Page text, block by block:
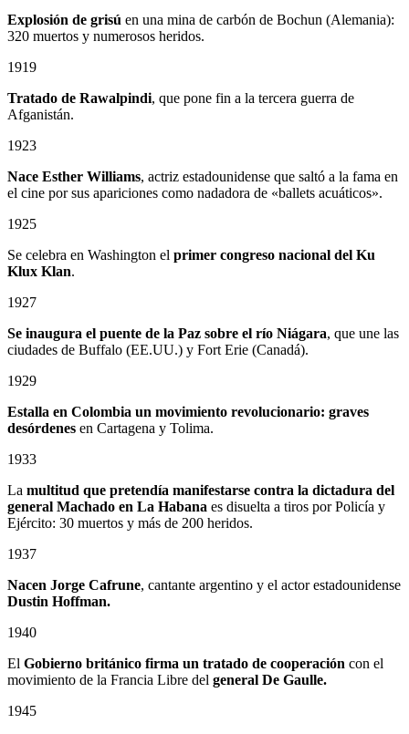
Explosión de grisú en una mina de carbón de Bochun (Alemania):
320 muertos y numerosos heridos.
1919
Tratado de Rawalpindi, que pone fin a la tercera guerra de
Afganistán.
1923
Nace Esther Williams, actriz estadounidense que saltó a la fama en
el cine por sus apariciones como nadadora de «ballets acuáticos».
1925
Se celebra en Washington el primer congreso nacional del Ku
Klux Klan.
1927
Se inaugura el puente de la Paz sobre el río Niágara, que une las
ciudades de Buffalo (EE.UU.) y Fort Erie (Canadá).
1929
Estalla en Colombia un movimiento revolucionario: graves
desórdenes en Cartagena y Tolima.
1933
La multitud que pretendía manifestarse contra la dictadura del
general Machado en La Habana es disuelta a tiros por Policía y
Ejército: 30 muertos y más de 200 heridos.
1937
Nacen Jorge Cafrune, cantante argentino y el actor estadounidense
Dustin Hoffman.
1940
El Gobierno británico firma un tratado de cooperación con el
movimiento de la Francia Libre del general De Gaulle.
1945